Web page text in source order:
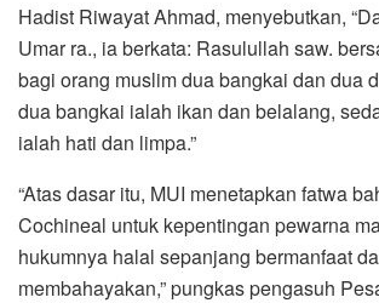
Hadist Riwayat Ahmad, menyebutkan,
Umar ra., ia berkata: Rasulullah saw.
bagi orang muslim dua bangkai dan dua
dua bangkai ialah ikan dan belalang,
ialah hati dan limpa.”
“Atas dasar itu, MUI menetapkan fatwa
Cochineal untuk kepentingan pewarna
hukumnya halal sepanjang bermanfaat
membahayakan,” pungkas pengasuh